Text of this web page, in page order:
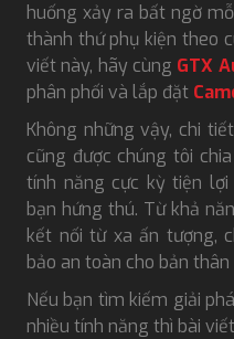
huống xảy ra bất ngờ
thành thứ phụ kiện theo
viết này, hãy cùng GTX
phân phối và lắp đặt
Không những vậy, chi
cũng được chúng tôi
tính năng cực kỳ tiện lợi
bạn hứng thú. Từ khả
kết nối từ xa ấn tượng,
bảo an toàn cho bản
Nếu bạn tìm kiếm giải
nhiều tính năng thì bài